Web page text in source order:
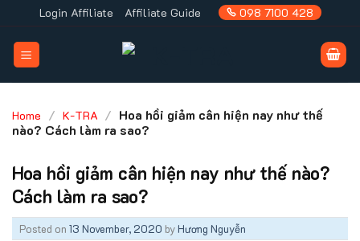
to
content
Login Affiliate Affiliate Guide 098 7100 428
Home / K-TRA / Hoa hồi giảm cân hiện nay như thế
nào? Cách làm ra sao?
Hoa hồi giảm cân hiện nay như thế nào?
Cách làm ra sao?
Posted on 13 November, 2020 byHương Nguyễn